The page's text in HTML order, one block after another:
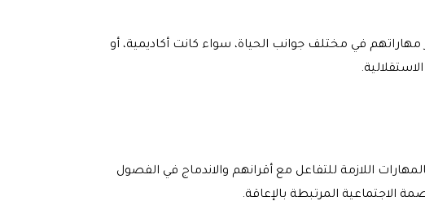
في مختلف جوانب الحياة، سواء كانت أكاديمية، أو
اللازمة للتفاعل مع أقرانهم والاندماج في الفصول
الاجتماعية المرتبطة بالإعاقة.